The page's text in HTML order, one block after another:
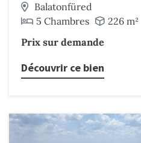
Balatonfüred
5 Chambres
226 m²
Prix sur demande
Découvrir ce bien